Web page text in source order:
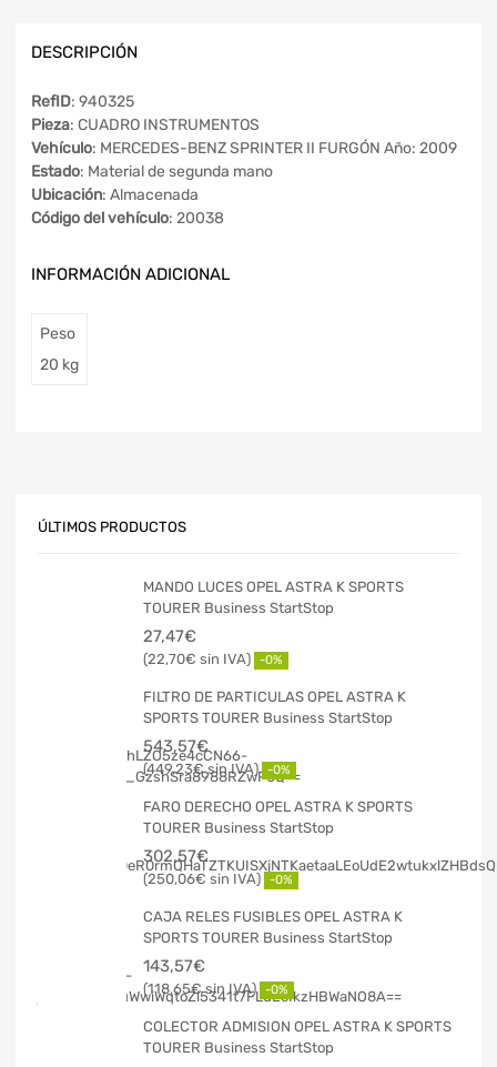
DESCRIPCIÓN
RefID: 940325
Pieza: CUADRO INSTRUMENTOS
Vehículo: MERCEDES-BENZ SPRINTER II FURGÓN Año: 2009
Estado: Material de segunda mano
Ubicación: Almacenada
Código del vehículo: 20038
INFORMACIÓN ADICIONAL
Peso
20 kg
ÚLTIMOS PRODUCTOS
MANDO LUCES OPEL ASTRA K SPORTS
TOURER Business StartStop
27,47€
22,70€ -0%
FILTRO DE PARTICULAS OPEL ASTRA K
SPORTS TOURER Business StartStop
543,57€
449,23€ -0%
FARO DERECHO OPEL ASTRA K SPORTS
TOURER Business StartStop
302,57€
250,06€ -0%
CAJA RELES FUSIBLES OPEL ASTRA K
SPORTS TOURER Business StartStop
143,57€
118,65€ -0%
COLECTOR ADMISION OPEL ASTRA K SPORTS
TOURER Business StartStop